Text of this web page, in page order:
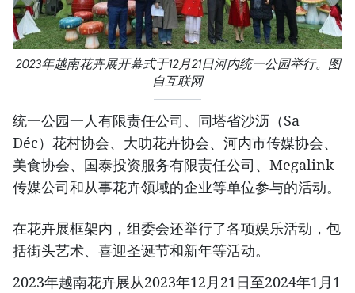
2023年越南花卉展开幕式于12月21日河内统一公园举行。图
自互联网
统一公园一人有限责任公司、同塔省沙沥（Sa
Đéc）花村协会、大叻花卉协会、河内市传媒协会、
美食协会、国泰投资服务有限责任公司、Megalink
传媒公司和从事花卉领域的企业等单位参与的活动。
在花卉展框架内，组委会还举行了各项娱乐活动，包
括街头艺术、喜迎圣诞节和新年等活动。
2023年越南花卉展从2023年12月21日至2024年1月1